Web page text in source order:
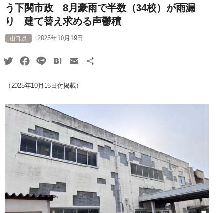
う下関市政 8月豪雨で半数（34校）が雨漏
り 建て替え求める声鬱積
山口県 2025年10月19日
TwitterFacebook
Line HatenaEmail
（2025年10月15日付掲載）